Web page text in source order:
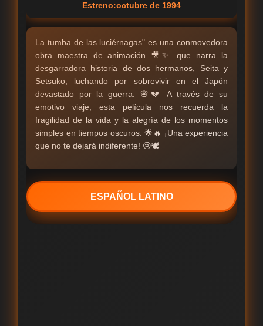
Estreno:octubre de 1994
La tumba de las luciérnagas" es una conmovedora
obra maestra de animación 🎥✨ que narra la
desgarradora historia de dos hermanos, Seita y
Setsuko, luchando por sobrevivir en el Japón
devastado por la guerra. 🌸💔 A través de su
emotivo viaje, esta película nos recuerda la
fragilidad de la vida y la alegría de los momentos
simples en tiempos oscuros. 🌟🔥 ¡Una experiencia
que no te dejará indiferente! 😢🕊️
ESPAÑOL LATINO